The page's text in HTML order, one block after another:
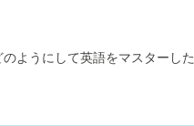
ようにして英語をマスターした